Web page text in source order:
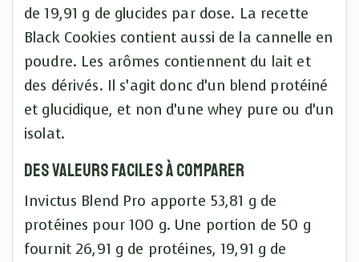
de 19,91 g de glucides par dose. La recette
Black Cookies contient aussi de la cannelle en
poudre. Les arômes contiennent du lait et
des dérivés. Il s’agit donc d’un blend protéiné
et glucidique, et non d’une whey pure ou d’un
isolat.
Des valeurs faciles à comparer
Invictus Blend Pro apporte 53,81 g de
protéines pour 100 g. Une portion de 50 g
fournit 26,91 g de protéines, 19,91 g de